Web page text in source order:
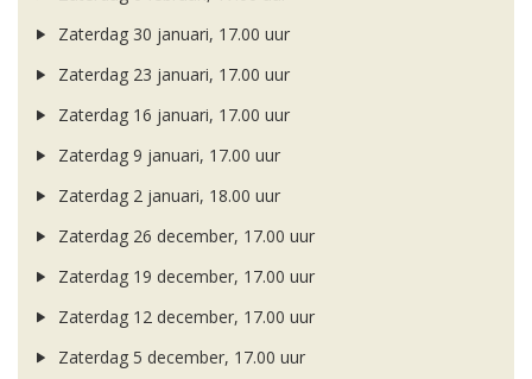
Zaterdag 30 januari, 17.00 uur
Zaterdag 23 januari, 17.00 uur
Zaterdag 16 januari, 17.00 uur
Zaterdag 9 januari, 17.00 uur
Zaterdag 2 januari, 18.00 uur
Zaterdag 26 december, 17.00 uur
Zaterdag 19 december, 17.00 uur
Zaterdag 12 december, 17.00 uur
Zaterdag 5 december, 17.00 uur